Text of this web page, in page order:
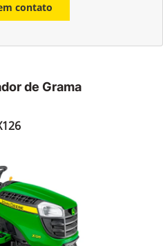
contato
de Grama